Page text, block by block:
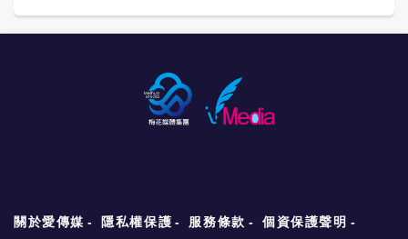
關於愛傳媒 隱私權保護 服務條款 個資保護聲明